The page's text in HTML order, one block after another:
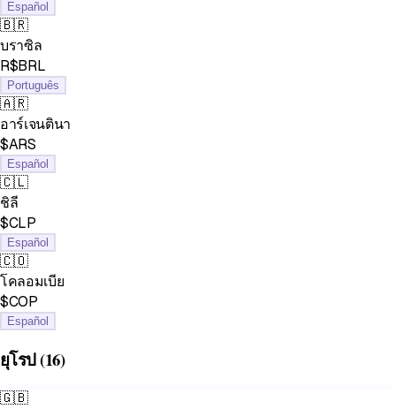
Español
🇧🇷
บราซิล
R$BRL
Português
🇦🇷
อาร์เจนตินา
$ARS
Español
🇨🇱
ชิลี
$CLP
Español
🇨🇴
โคลอมเบีย
$COP
Español
ยุโรป(16)
🇬🇧